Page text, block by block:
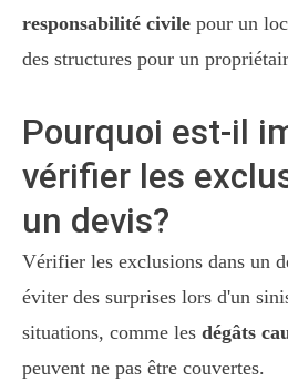
responsabilité civile pour un
des structures pour un
Pourquoi est-il
vérifier les
un devis?
Vérifier les exclusions dans un
éviter des surprises lors d'un
situations, comme les dégâts
peuvent ne pas être couvertes.